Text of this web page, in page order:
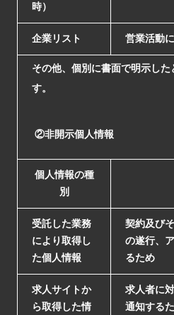
時）
企業リスト 営業活動
その他、個別に書面で明示し
す。
②非開示個人情報
個人情報の種
別
受託した業務
により取得し
た個人情報
契約及び
の遂行、
るため
求人サイトか
ら取得した情
求人者に
通知する